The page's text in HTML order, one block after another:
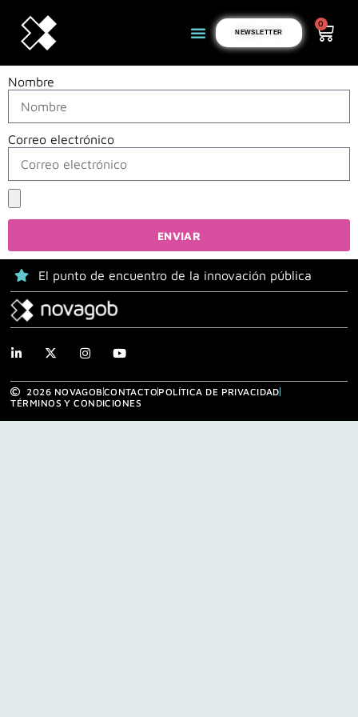
NEWSLETTER
0
Nombre
Correo electrónico
ENVIAR
El punto de encuentro de la innovación pública
2026 NOVAGOBCONTACTOPOLÍTICA DE PRIVACIDAD
TÉRMINOS Y CONDICIONES